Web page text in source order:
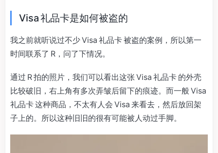
Visa 礼品卡是如何被盗的
我之前就听说过不少 Visa 礼品卡 被盗的案例，所以第一
时间联系了 R，问了下情况。
通过 R 拍的照片，我们可以看出这张 Visa 礼品卡 的外壳
比较破旧，右上角有多次弄皱后留下的痕迹。而一般 Visa
礼品卡 这种商品，不太有人会 Visa 来看去，然后放回架
子上的。所以这种旧旧的很有可能被人动过手脚。